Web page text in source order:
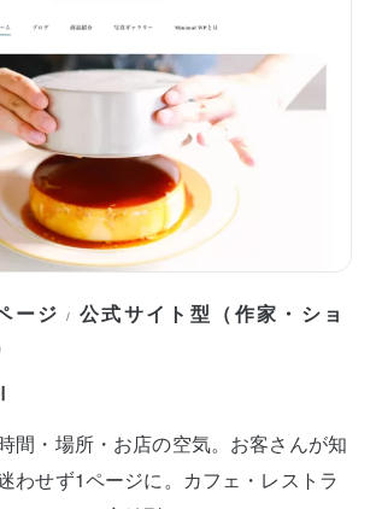
ージ / 公式サイト型（作家・ショ
間・場所・お店の空気。お客さんが知
わせず1ページに。カフェ・レストラ